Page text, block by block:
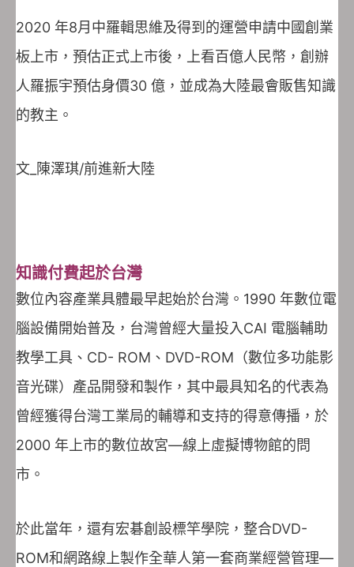
2020 年8月中羅輯思維及得到的運營申請中國創業
板上市，預估正式上市後，上看百億人民幣，創辦
人羅振宇預估身價30 億，並成為大陸最會販售知識
的教主。
文_陳澤琪/前進新大陸
知識付費起於台灣
數位內容產業具體最早起始於台灣。1990 年數位電
腦設備開始普及，台灣曾經大量投入CAI 電腦輔助
教學工具、CD- ROM、DVD-ROM（數位多功能影
音光碟）產品開發和製作，其中最具知名的代表為
曾經獲得台灣工業局的輔導和支持的得意傳播，於
2000 年上市的數位故宮—線上虛擬博物館的問
市。
於此當年，還有宏碁創設標竿學院，整合DVD-
ROM和網路線上製作全華人第一套商業經營管理—